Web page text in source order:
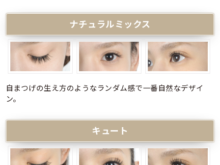
ナチュラルミックス
自まつげの生え方のようなランダム感で一番自然なデザイ
ン。
キュート